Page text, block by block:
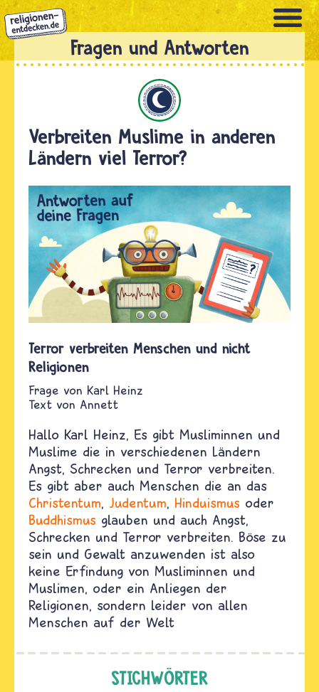
Direkt
zum
Inhalt
Verbreiten Muslime in anderen
Ländern viel Terror?
Terror verbreiten Menschen und nicht
Religionen
Karl Heinz
Text von Annett
Hallo Karl Heinz, Es gibt Musliminnen und
Muslime die in verschiedenen Ländern
Angst, Schrecken und Terror verbreiten.
Es gibt aber auch Menschen die an das
Christentum, Judentum, Hinduismus oder
Buddhismus glauben und auch Angst,
Schrecken und Terror verbreiten. Böse zu
sein und Gewalt anzuwenden ist also
keine Erfindung von Musliminnen und
Muslimen, oder ein Anliegen der
Religionen, sondern leider von allen
Menschen auf der Welt
STICHWÖRTER